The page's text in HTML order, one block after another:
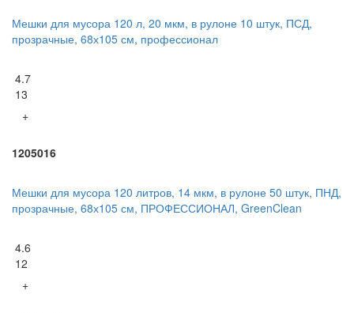
Мешки для мусора 120 л, 20 мкм, в рулоне 10 штук, ПСД,
прозрачные, 68х105 см, профессионал
4.7
13
+
1205016
Мешки для мусора 120 литров, 14 мкм, в рулоне 50 штук, ПНД,
прозрачные, 68х105 см, ПРОФЕССИОНАЛ, GreenClean
4.6
12
+